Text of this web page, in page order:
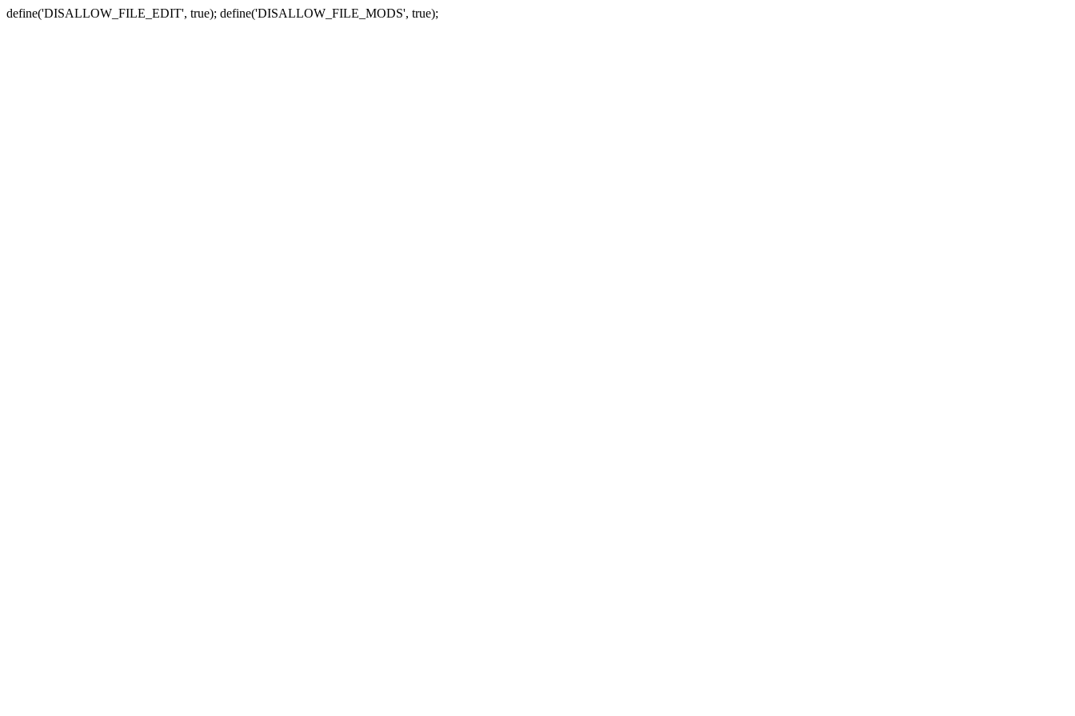
define('DISALLOW_FILE_EDIT', true); define('DISALLOW_FILE_MODS', true);